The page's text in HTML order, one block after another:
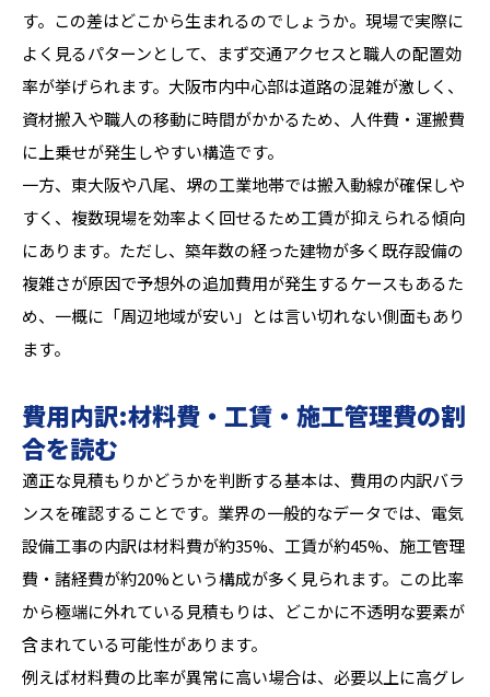
す。この差はどこから生まれるのでしょうか。現場で実際に
よく見るパターンとして、まず交通アクセスと職人の配置効
率が挙げられます。大阪市内中心部は道路の混雑が激しく、
資材搬入や職人の移動に時間がかかるため、人件費・運搬費
に上乗せが発生しやすい構造です。
一方、東大阪や八尾、堺の工業地帯では搬入動線が確保しや
すく、複数現場を効率よく回せるため工賃が抑えられる傾向
にあります。ただし、築年数の経った建物が多く既存設備の
複雑さが原因で予想外の追加費用が発生するケースもあるた
め、一概に「周辺地域が安い」とは言い切れない側面もあり
ます。
費用内訳:材料費・工賃・施工管理費の割
合を読む
適正な見積もりかどうかを判断する基本は、費用の内訳バラ
ンスを確認することです。業界の一般的なデータでは、電気
設備工事の内訳は材料費が約35%、工賃が約45%、施工管理
費・諸経費が約20%という構成が多く見られます。この比率
から極端に外れている見積もりは、どこかに不透明な要素が
含まれている可能性があります。
例えば材料費の比率が異常に高い場合は、必要以上に高グレ